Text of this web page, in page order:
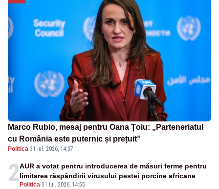
Marco Rubio, mesaj pentru Oana Țoiu: „Parteneriatul
cu România este puternic și prețuit”
Politica·31 iul. 2026, 14:37
2 Politica-31 iul. 2026, 14:55
AUR a votat pentru introducerea de măsuri ferme pentru
limitarea răspândirii virusului pestei porcine africane